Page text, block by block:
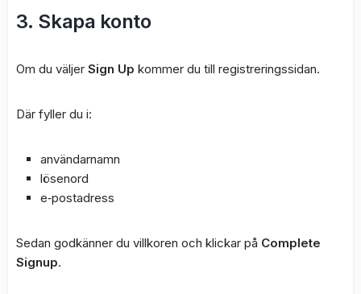
3. Skapa konto
Om du väljer Sign Up kommer du till registreringssidan.
Där fyller du i:
användarnamn
lösenord
e‑postadress
Sedan godkänner du villkoren och klickar på Complete
Signup.